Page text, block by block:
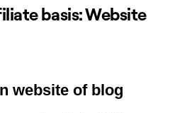
basis: Website
website of blog